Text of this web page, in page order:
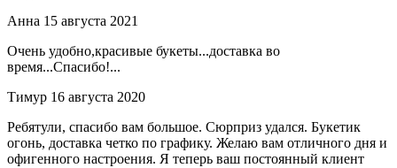
Анна 15 августа 2021
Очень удобно,красивые букеты...доставка во
время...Спасибо!...
Тимур 16 августа 2020
Ребятули, спасибо вам большое. Сюрприз удался. Букетик
огонь, доставка четко по графику. Желаю вам отличного дня и
офигенного настроения. Я теперь ваш постоянный клиент